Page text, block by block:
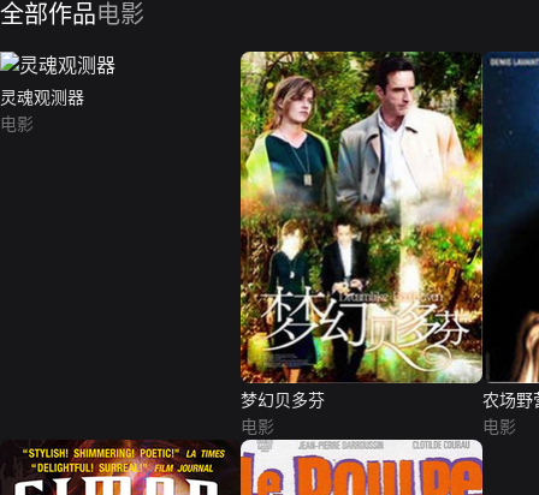
全部作品电影
灵魂观测器
电影
梦幻贝多芬
电影
农场野
电影